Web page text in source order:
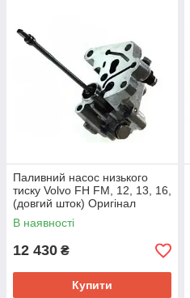
Паливний насос низького
тиску Volvo FH FM, 12, 13, 16,
(довгий шток) Оригінал
В наявності
12 430 ₴
Купити